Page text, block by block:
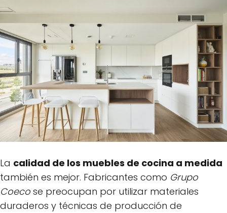
La calidad de los muebles de cocina a medida
también es mejor. Fabricantes como Grupo
Coeco se preocupan por utilizar materiales
duraderos y técnicas de producción de